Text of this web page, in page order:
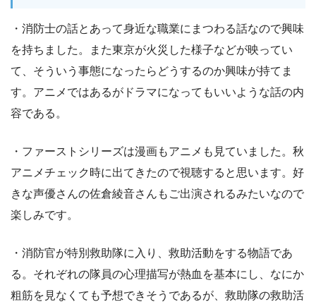
・消防士の話とあって身近な職業にまつわる話なので興味
を持ちました。また東京が火災した様子などが映ってい
て、そういう事態になったらどうするのか興味が持てま
す。アニメではあるがドラマになってもいいような話の内
容である。
・ファーストシリーズは漫画もアニメも見ていました。秋
アニメチェック時に出てきたので視聴すると思います。好
きな声優さんの佐倉綾音さんもご出演されるみたいなので
楽しみです。
・消防官が特別救助隊に入り、救助活動をする物語であ
る。それぞれの隊員の心理描写が熱血を基本にし、なにか
粗筋を見なくても予想できそうであるが、救助隊の救助活